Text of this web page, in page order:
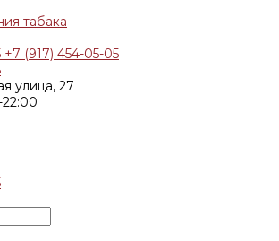
табака
+7 (917) 454-05-05
улица, 27